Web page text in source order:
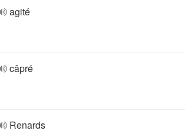
agité
câpré
Renards